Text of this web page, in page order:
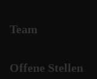
Team
Offene Stellen